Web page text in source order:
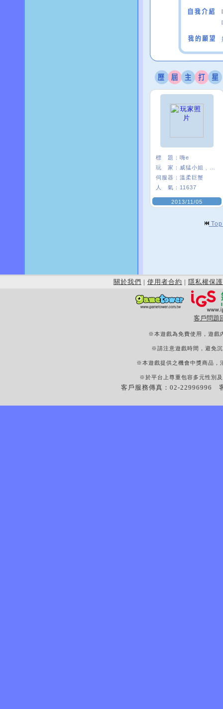
標 題： 嗨e
玩 家：
伺服器： 溫柔巨蟹
人 氣： 11637
2013/11/05
關於我們 | 使用者合約 | 隱私權保護
客戶問題
※本遊戲為免費使用，遊戲
※請注意遊戲時間，避免
※本遊戲提供之機會中獎商品，
※於平台上尊重包容多元性別
客戶服務傳真：02-22996996